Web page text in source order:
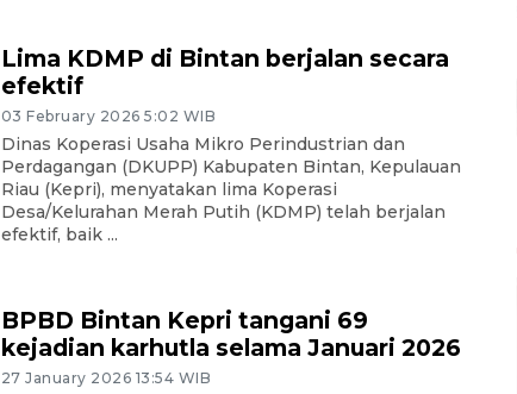
Lima KDMP di Bintan berjalan secara
efektif
03 February 2026 5:02 WIB
Dinas Koperasi Usaha Mikro Perindustrian dan
Perdagangan (DKUPP) Kabupaten Bintan, Kepulauan
Riau (Kepri), menyatakan lima Koperasi
Desa/Kelurahan Merah Putih (KDMP) telah berjalan
efektif, baik ...
BPBD Bintan Kepri tangani 69
kejadian karhutla selama Januari 2026
27 January 2026 13:54 WIB